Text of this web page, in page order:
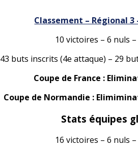
Classement – Régional 3
10 victoires – 6 nuls
43 buts inscrits (4e attaque) – 29
Coupe de France :
Coupe de Normandie :
Stats équipes
16 victoires – 6 nuls